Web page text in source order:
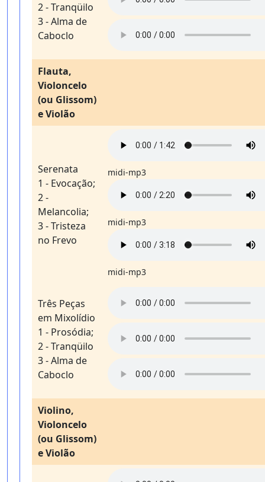
2 - Tranqüilo
3 - Alma de
Caboclo
Flauta,
Violoncelo
(ou Glissom)
e Violão
Serenata
1 - Evocação;
2 -
Melancolia;
3 - Tristeza
no Frevo
midi-mp3
midi-mp3
midi-mp3
Três Peças
em Mixolídio
1 - Prosódia;
2 - Tranqüilo
3 - Alma de
Caboclo
Violino,
Violoncelo
(ou Glissom)
e Violão